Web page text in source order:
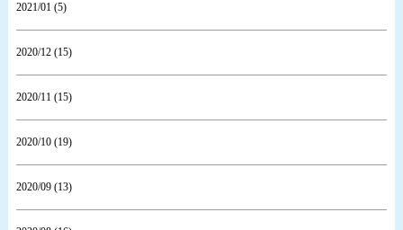
2021/01 (5)
2020/12 (15)
2020/11 (15)
2020/10 (19)
2020/09 (13)